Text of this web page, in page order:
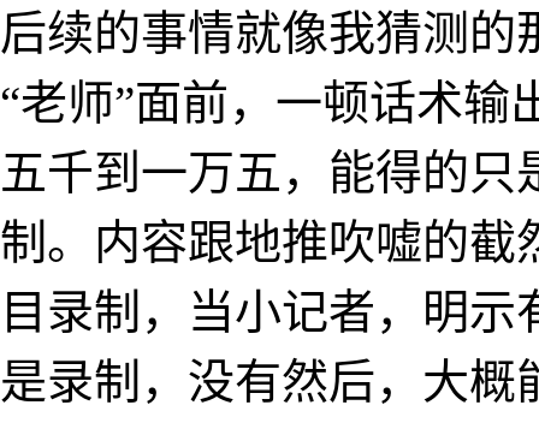
后续的事情就像我猜测
“老师”面前，一顿话术
五千到一万五，能得的
制。内容跟地推吹嘘的截
目录制，当小记者，明
是录制，没有然后，大